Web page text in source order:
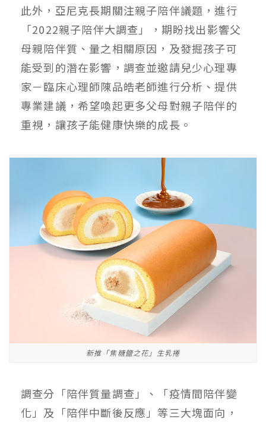
此外，亞尼克長期關注親子陪伴議題，進行
「2022親子陪伴大調查」，期盼找出影響父
母親陪伴質、量之相關原因，及發掘孩子可
能受到的潛在影響，調查並邀請兒少心理專
家－臨床心理師陳品皓老師進行分析、提供
專業建議，希望喚起更多父母對親子陪伴的
重視，讓孩子能健康快樂的成長。
新推「焦糖鹽之花」生乳捲
調查分「陪伴質量調查」、「疫情間陪伴變
化」及「陪伴中斷後反應」等三大塊面向，